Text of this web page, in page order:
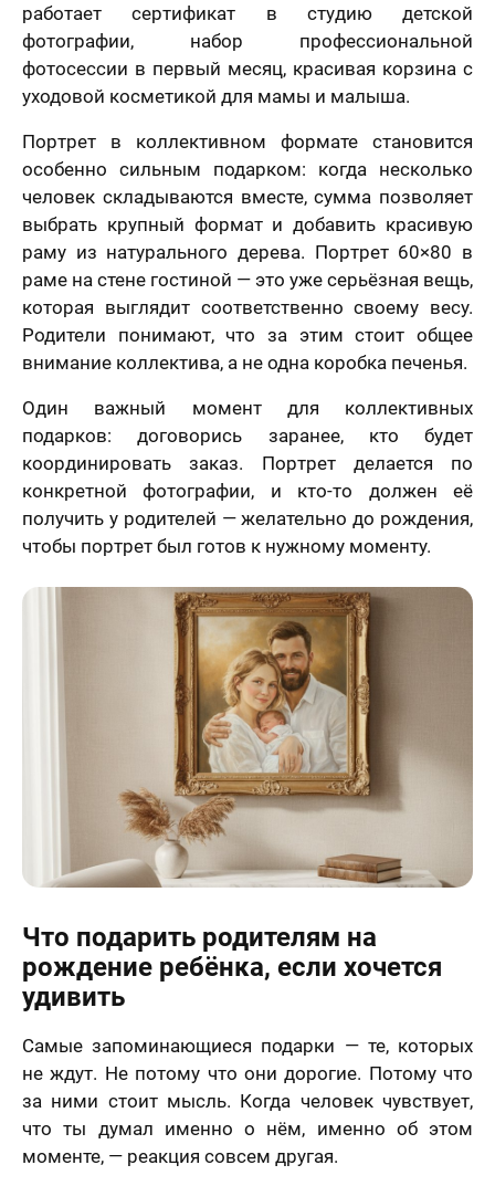
работает сертификат в студию детской
фотографии, набор профессиональной
фотосессии в первый месяц, красивая корзина с
уходовой косметикой для мамы и малыша.
Портрет в коллективном формате становится
особенно сильным подарком: когда несколько
человек складываются вместе, сумма позволяет
выбрать крупный формат и добавить красивую
раму из натурального дерева. Портрет 60×80 в
раме на стене гостиной — это уже серьёзная вещь,
которая выглядит соответственно своему весу.
Родители понимают, что за этим стоит общее
внимание коллектива, а не одна коробка печенья.
Один важный момент для коллективных
подарков: договорись заранее, кто будет
координировать заказ. Портрет делается по
конкретной фотографии, и кто-то должен её
получить у родителей — желательно до рождения,
чтобы портрет был готов к нужному моменту.
Что подарить родителям на
рождение ребёнка, если хочется
удивить
Самые запоминающиеся подарки — те, которых
не ждут. Не потому что они дорогие. Потому что
за ними стоит мысль. Когда человек чувствует,
что ты думал именно о нём, именно об этом
моменте, — реакция совсем другая.